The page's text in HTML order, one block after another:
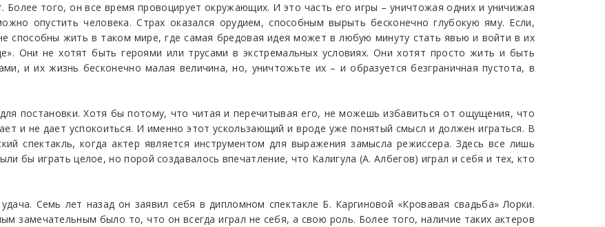
того, он все время провоцирует окружающих. И это часть его игры – уничтожая одних и уничижая
опустить человека. Страх оказался орудием, способным вырыть бесконечно глубокую яму. Если,
способны жить в таком мире, где самая бредовая идея может в любую минуту стать явью и войти в их
Они не хотят быть героями или трусами в экстремальных условиях. Они хотят просто жить и быть
и их жизнь бесконечно малая величина, но, уничтожьте их – и образуется безграничная пустота, в
постановки. Хотя бы потому, что читая и перечитывая его, не можешь избавиться от ощущения, что
и не дает успокоиться. И именно этот ускользающий и вроде уже понятый смысл и должен играться. В
спектакль, когда актер является инструментом для выражения замысла режиссера. Здесь все лишь
бы играть целое, но порой создавалось впечатление, что Калигула (А. Албегов) играл и себя и тех, кто
Семь лет назад он заявил себя в дипломном спектакле Б. Каргиновой «Кровавая свадьба» Лорки.
замечательным было то, что он всегда играл не себя, а свою роль. Более того, наличие таких актеров